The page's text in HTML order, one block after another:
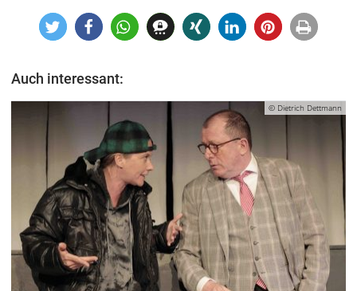
Auch interessant:
© Dietrich Dettmann